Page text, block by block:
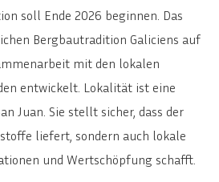
soll Ende 2026 beginnen. Das
Bergbautradition Galiciens auf
mit den lokalen
entwickelt. Lokalität ist eine
Juan. Sie stellt sicher, dass der
liefert, sondern auch lokale
und Wertschöpfung schafft.